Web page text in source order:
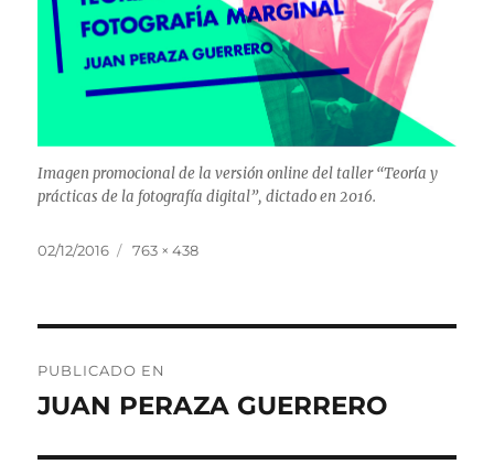
Imagen promocional de la versión online del taller “Teoría y
prácticas de la fotografía digital”, dictado en 2016.
Publicado
02/12/2016
Tamaño
763 × 438
de
PUBLICADO EN
JUAN PERAZA GUERRERO